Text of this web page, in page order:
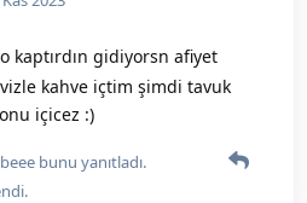
kaptırdın gidiyorsn afiyet
kahve içtim şimdi tavuk
içicez :)
bunu yanıtladı.
.